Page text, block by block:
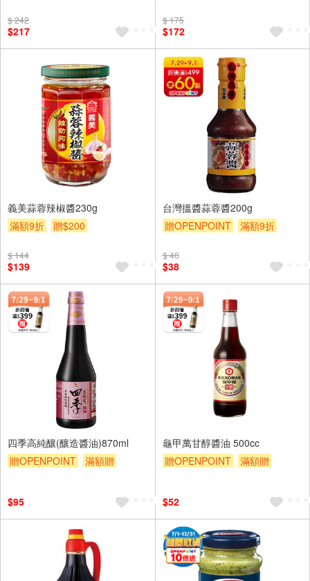
$ 242
$217
$ 175
$172
義美蒜蓉辣椒醬230g
滿額9折
贈$200
$ 144
$139
台灣搵醬蒜蓉醬200g
贈OPENPOINT
滿額9折
$ 40
$38
四季高純釀(釀造醬油)870ml
贈OPENPOINT
滿額贈
$95
龜甲萬甘醇醬油 500cc
贈OPENPOINT
滿額贈
$52